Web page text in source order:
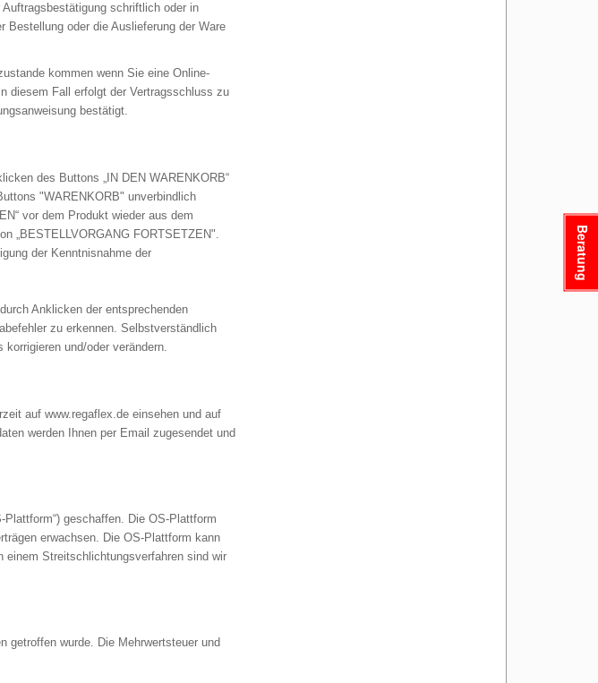
schriftlich oder in
Bestellung oder die Auslieferung der Ware
kommen wenn Sie eine Online-
diesem Fall erfolgt der Vertragsschluss zu
bestätigt.
des Buttons „IN DEN WARENKORB“
"WARENKORB" unverbindlich
vor dem Produkt wieder aus dem
„BESTELLVORGANG FORTSETZEN".
der Kenntnisnahme der
Anklicken der entsprechenden
zu erkennen. Selbstverständlich
und/oder verändern.
auf www.regaflex.de einsehen und auf
werden Ihnen per Email zugesendet und
geschaffen. Die OS-Plattform
erwachsen. Die OS-Plattform kann
einem Streitschlichtungsverfahren sind wir
getroffen wurde. Die Mehrwertsteuer und
Beratung